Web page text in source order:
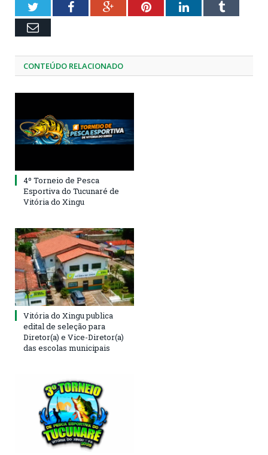
TwitterFacebookGoogle+PinterestLinkedInTumblr
Email
CONTEÚDO RELACIONADO
4º Torneio de Pesca
Esportiva do Tucunaré de
Vitória do Xingu
Vitória do Xingu publica
edital de seleção para
Diretor(a) e Vice-Diretor(a)
das escolas municipais